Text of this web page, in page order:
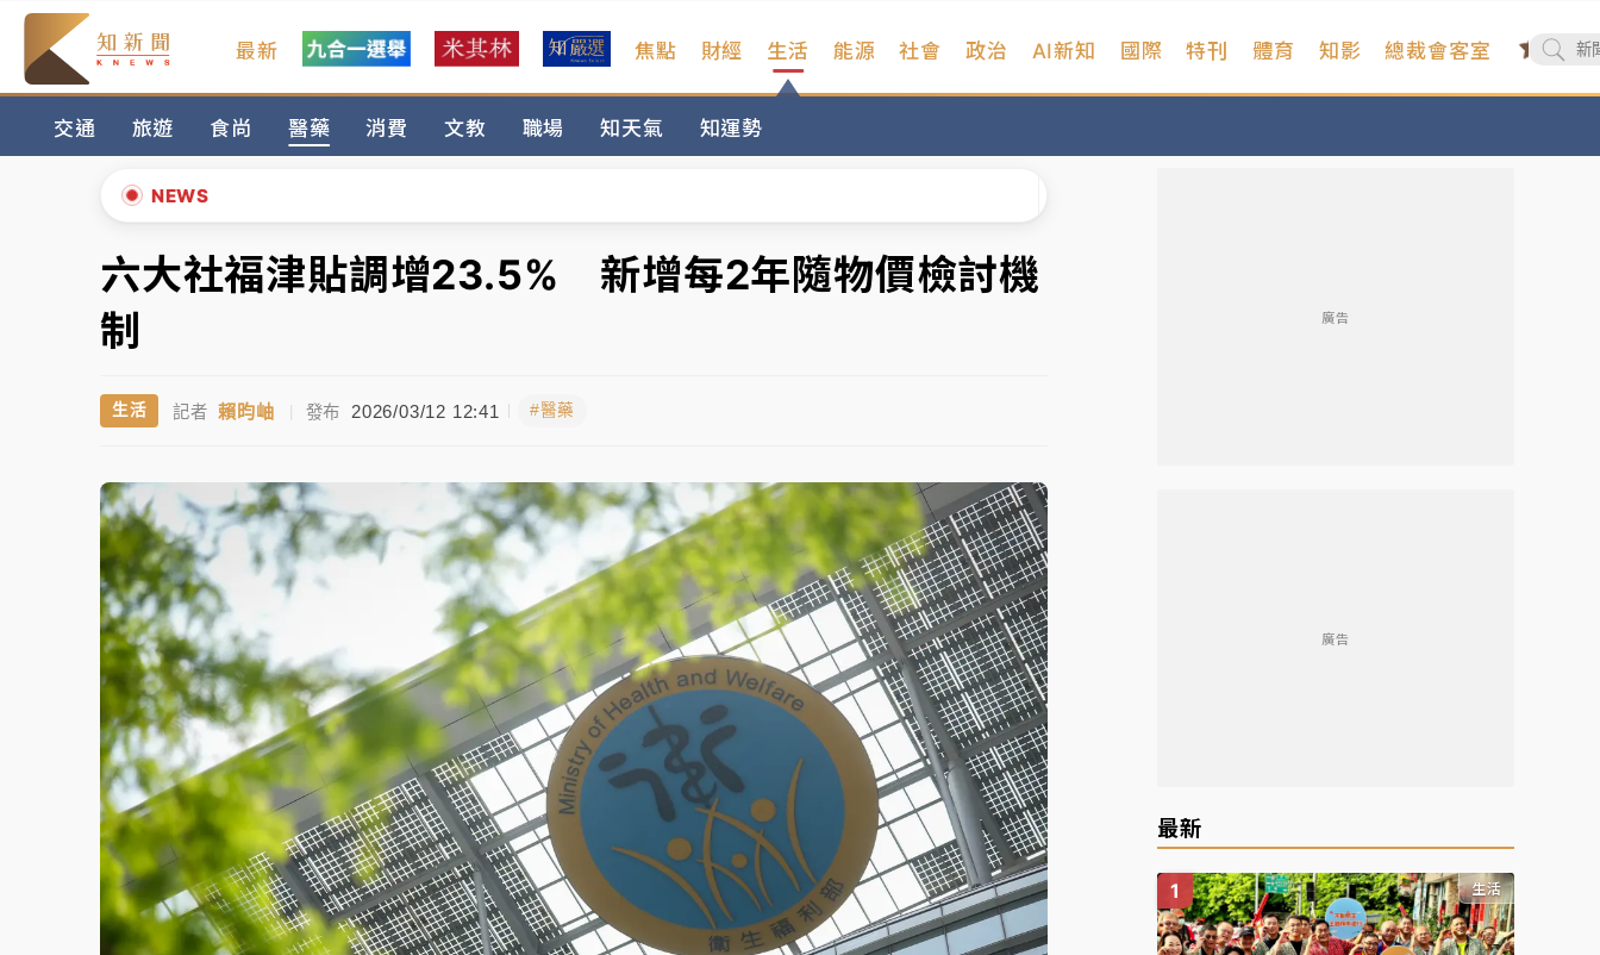
最新 焦點 財經 生活
交通 旅遊 食尚 醫藥 消費 文教 職場 知天氣 知運勢
能源 社會 政治 AI新知 國際 特刊 體育 知影 總裁會客室
NEWS
暑假過三周才推「E宿新北打卡趣」！抽獎程序複雜 觀旅局回應了
中信慈善基金會想增加董事人數！辜仲諒向法院聲請遭駁 理由曝光
故宮《龍藏經》特展第2檔！今線上預約開賣一度塞車 周六起展出延長至晚上7時
台東農業處長涉圖利渡假村！東檢抗告成功 今重開羈押庭
女律師陳昱瑄詐慈濟10億！黃金158kg遭查扣畫面曝光
中信慈善基金會想增加董事人數！辜仲諒向法院聲請遭駁 理由曝光
故宮《龍藏經》特展第2檔！今線上預約開賣一度塞車 周六起展出延長至晚上7時
台東農業處長涉圖利渡假村！東檢抗告成功 今重開羈押庭
父親節泡湯了！中颱白海豚雨彈轟3天 「紅到發紫」降雨熱區曝
▲
▼
六大社福津貼調增23.5% 新增每2年隨物價檢討機
制
生活 記者 賴昀岫 | 發布 2026/03/12 12:41 #醫藥
廣告
廣告
最新
生活